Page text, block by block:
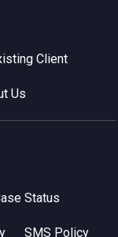
Client
Us
Status
SMS Policy